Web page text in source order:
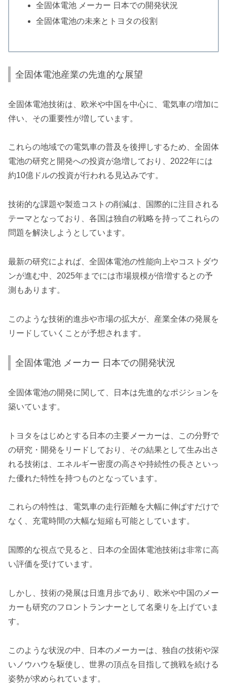
全固体電池 メーカー 日本での開発状況
全固体電池の未来とトヨタの役割
全固体電池産業の先進的な展望
全固体電池技術は、欧米や中国を中心に、電気車の増加に
伴い、その重要性が増しています。
これらの地域での電気車の普及を後押しするため、全固体
電池の研究と開発への投資が急増しており、2022年には
約10億ドルの投資が行われる見込みです。
技術的な課題や製造コストの削減は、国際的に注目される
テーマとなっており、各国は独自の戦略を持ってこれらの
問題を解決しようとしています。
最新の研究によれば、全固体電池の性能向上やコストダウ
ンが進む中、2025年までには市場規模が倍増するとの予
測もあります。
このような技術的進歩や市場の拡大が、産業全体の発展を
リードしていくことが予想されます。
全固体電池 メーカー 日本での開発状況
全固体電池の開発に関して、日本は先進的なポジションを
築いています。
トヨタをはじめとする日本の主要メーカーは、この分野で
の研究・開発をリードしており、その結果として生み出さ
れる技術は、エネルギー密度の高さや持続性の長さといっ
た優れた特性を持つものとなっています。
これらの特性は、電気車の走行距離を大幅に伸ばすだけで
なく、充電時間の大幅な短縮も可能としています。
国際的な視点で見ると、日本の全固体電池技術は非常に高
い評価を受けています。
しかし、技術の発展は日進月歩であり、欧米や中国のメー
カーも研究のフロントランナーとして名乗りを上げていま
す。
このような状況の中、日本のメーカーは、独自の技術や深
いノウハウを駆使し、世界の頂点を目指して挑戦を続ける
姿勢が求められています。